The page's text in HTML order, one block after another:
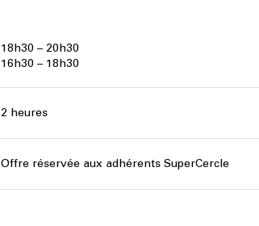
18h30 – 20h30
16h30 – 18h30
2 heures
Offre réservée aux adhérents SuperCercle